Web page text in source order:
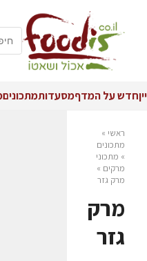
ייןחדש על המדףמסעדותמתכונים
ראשי »
מתכונים
» מתכוני
מרקים »
מרק גזר
מרק
גזר